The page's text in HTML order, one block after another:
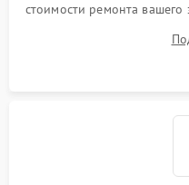
стоимости ремонта вашего